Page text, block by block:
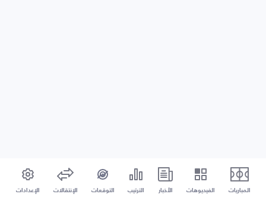
المباريات الفيديوهات الأخبار الترتيب التوقعات الإنتقالات الإعدادات